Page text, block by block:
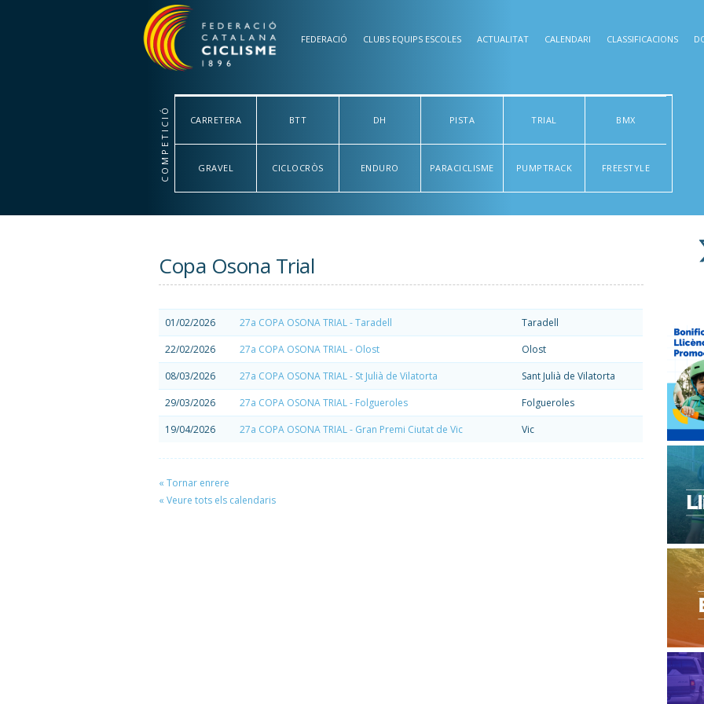
FEDERACIÓ CLUBS EQUIPS ESCOLES ACTUALITAT CALENDARI CLASSIFICACIONS
COMPETICIÓ CARRETERA BTT DH PISTA TRIAL BMX
GRAVEL CICLOCRÒS ENDURO PARACICLISME PUMPTRACK FREESTYLE
Copa Osona Trial
01/02/2026 27a COPA OSONA TRIAL - Taradell
Taradell
22/02/2026
27a COPA OSONA TRIAL - Olost
Olost
08/03/2026
27a COPA OSONA TRIAL - St Julià de Vilatorta
Sant Julià de Vilatorta
29/03/2026
27a COPA OSONA TRIAL - Folgueroles
Folgueroles
19/04/2026
27a COPA OSONA TRIAL - Gran Premi Ciutat de Vic Vic
« Tornar enrere
« Veure tots els calendaris